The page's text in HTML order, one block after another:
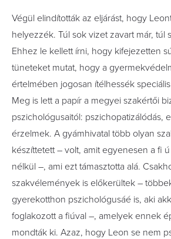
Végül elindították az eljárást, hogy
helyezzék. Túl sok vizet zavart már, túl
Ehhez le kellett írni, hogy kifejezetten
tüneteket mutat, hogy a
értelmében jogosan ítélhessék
Meg is lett a papír a megyei szakértői
pszichológusaitól: pszichopatizálódás,
érzelmek. A gyámhivatal több olyan
készíttetett – volt, amit egyenesen a ﬁ
nélkül –, ami ezt támasztotta alá.
szakvélemények is előkerültek –
gyerekotthon pszichológusáé is, aki
foglakozott a ﬁúval –, amelyek ennek
mondták ki. Azaz, hogy Leon se nem